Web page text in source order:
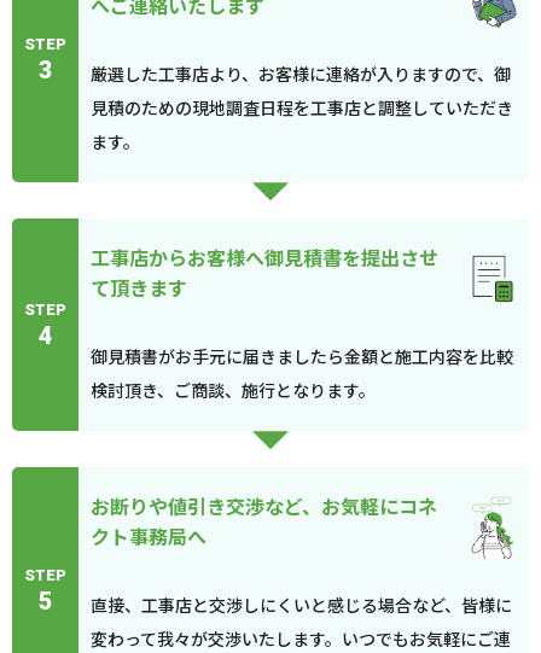
STEP
3
厳選した工事店より、お客様に連絡が入りますので、御
見積のための現地調査日程を工事店と調整していただき
ます。
STEP
4
工事店からお客様へ御見積書を提出させ
て頂きます
御見積書がお手元に届きましたら金額と施工内容を比較
検討頂き、ご商談、施行となります。
STEP
5
お断りや値引き交渉など、お気軽にコネ
クト事務局へ
直接、工事店と交渉しにくいと感じる場合など、皆様に
変わって我々が交渉いたします。いつでもお気軽にご連